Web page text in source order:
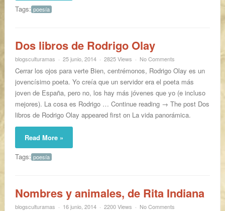
Tags: poesía
Dos libros de Rodrigo Olay
blogsculturamas 25 junio, 2014 2825 Views No Comments
Cerrar los ojos para verte Bien, centrémonos, Rodrigo Olay es un
jovencísimo poeta. Yo creía que un servidor era el poeta más
joven de España, pero no, los hay más jóvenes que yo (e incluso
mejores). La cosa es Rodrigo … Continue reading → The post Dos
libros de Rodrigo Olay appeared first on La vida panorámica.
Read More »
Tags: poesía
Nombres y animales, de Rita Indiana
blogsculturamas 16 junio, 2014 2200 Views No Comments